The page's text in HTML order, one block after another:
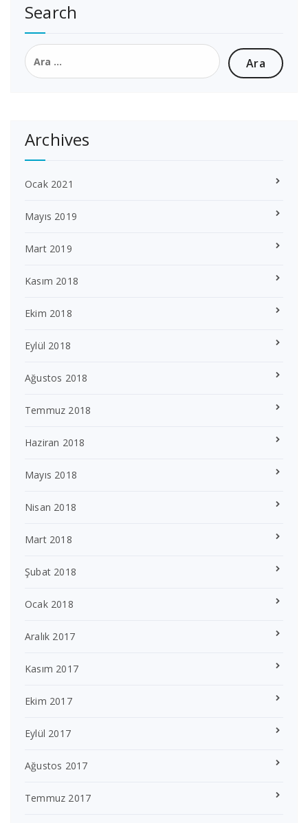
Search
Arama:
Archives
Ocak 2021
Mayıs 2019
Mart 2019
Kasım 2018
Ekim 2018
Eylül 2018
Ağustos 2018
Temmuz 2018
Haziran 2018
Mayıs 2018
Nisan 2018
Mart 2018
Şubat 2018
Ocak 2018
Aralık 2017
Kasım 2017
Ekim 2017
Eylül 2017
Ağustos 2017
Temmuz 2017